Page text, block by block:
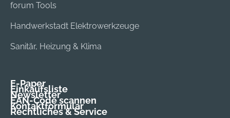
forum Tools
Handwerkstadt Elektrowerkzeuge
Sanitär, Heizung & Klima
E-Paper
Einkaufsliste
Newsletter
EAN-Code scannen
Kontaktformular
Rechtliches & Service